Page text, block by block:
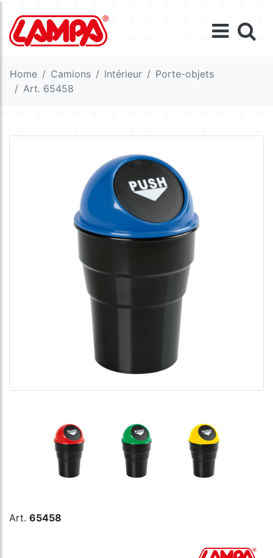
Home Camions Intérieur
Porte-objets
Art. 65458
Art. 65458